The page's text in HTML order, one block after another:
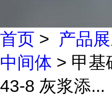
首页 > 产品
中间体 > 甲基
43-8 灰浆添...